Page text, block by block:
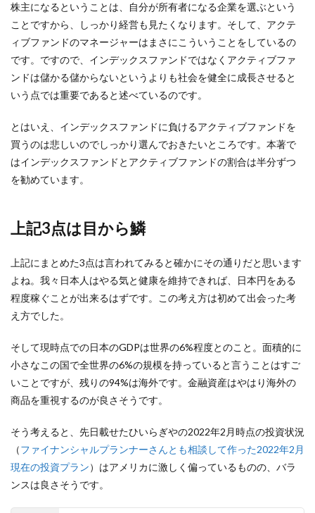
株主になるということは、自分が所有者になる企業を選ぶという
ことですから、しっかり経営も見たくなります。そして、アクテ
ィブファンドのマネージャーはまさにこういうことをしているの
です。ですので、インデックスファンドではなくアクティブファ
ンドは儲かる儲からないというよりも社会を健全に成長させると
いう点では重要であると述べているのです。
とはいえ、インデックスファンドに負けるアクティブファンドを
買うのは悲しいのでしっかり選んでおきたいところです。本著で
はインデックスファンドとアクティブファンドの割合は半分ずつ
を勧めています。
上記3点は目から鱗
上記にまとめた3点は言われてみると確かにその通りだと思います
よね。我々日本人はやる気と健康を維持できれば、日本円をある
程度稼ぐことが出来るはずです。この考え方は初めて出会った考
え方でした。
そして現時点での日本のGDPは世界の6%程度とのこと。面積的に
小さなこの国で全世界の6%の規模を持っていると言うことはすご
いことですが、残りの94%は海外です。金融資産はやはり海外の
商品を重視するのが良さそうです。
そう考えると、先日載せたひいらぎやの2022年2月時点の投資状況
（ファイナンシャルプランナーさんとも相談して作った2022年2月
現在の投資プラン）はアメリカに激しく偏っているものの、バラ
ンスは良さそうです。